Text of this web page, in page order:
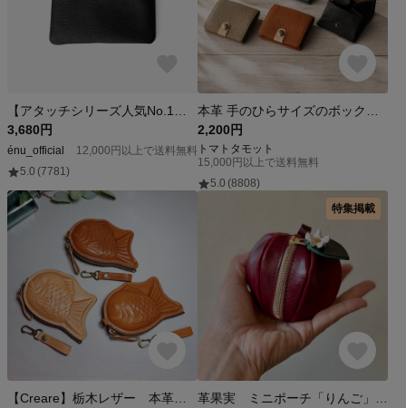
3,680円
énu_official
12,000円以上で送料無料
5.0 (7781)
2,200円
トマトタモット
15,000円以上で送料無料
5.0 (8808)
特集掲載